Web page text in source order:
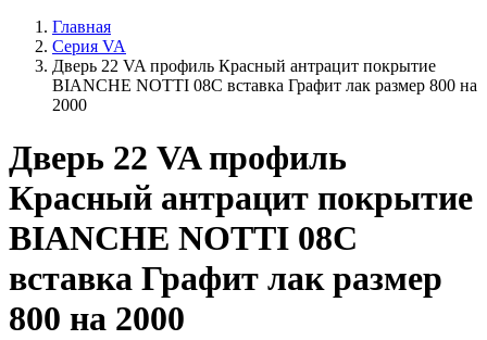
Главная
Серия VA
Дверь 22 VA профиль Красный антрацит покрытие
BIANCHE NOTTI 08C вставка Графит лак размер 800 на
2000
Дверь 22 VA профиль
Красный антрацит покрытие
BIANCHE NOTTI 08C
вставка Графит лак размер
800 на 2000